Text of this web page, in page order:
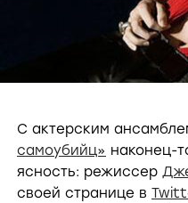
С актерским
самоубийц» наконец-
ясность: режиссер
своей странице в